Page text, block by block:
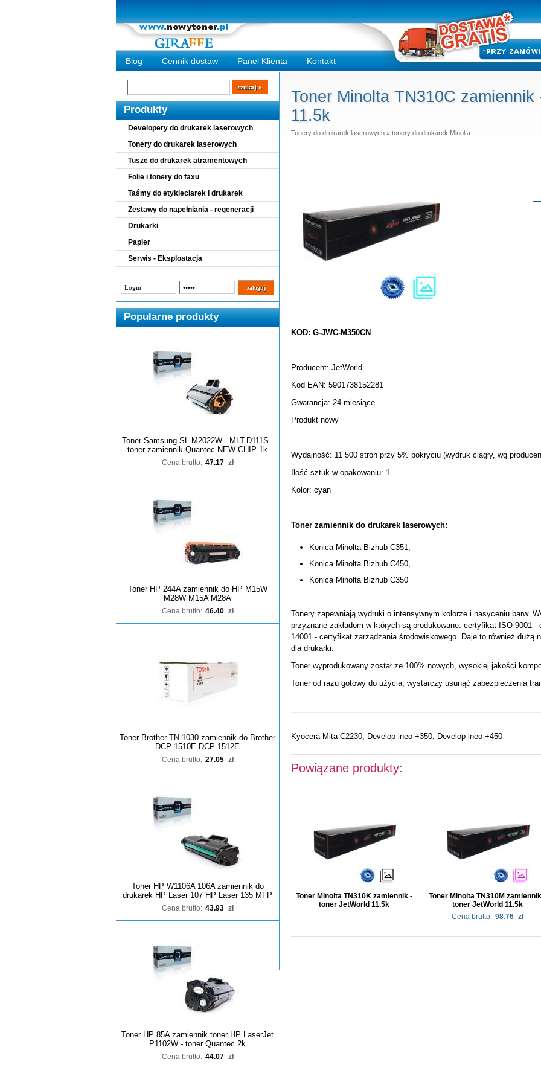
Blog Cennik dostaw Panel Klienta Kontakt
Wyszukiwarka
szukaj
Produkty
Developery do drukarek laserowych
Tonery do drukarek laserowych
Tusze do drukarek atramentowych
Folie i tonery do faxu
Taśmy do etykieciarek i drukarek
Zestawy do napełniania - regeneracji
Drukarki
Papier
Serwis - Eksploatacja
Popularne produkty
Toner Samsung SL-M2022W - MLT-D111S -
toner zamiennik Quantec NEW CHIP 1k
Cena brutto: 47.17 zł
Toner HP 244A zamiennik do HP M15W
M28W M15A M28A
Cena brutto: 46.40 zł
Toner Brother TN-1030 zamiennik do Brother
DCP-1510E DCP-1512E
Cena brutto: 27.05 zł
Toner HP W1106A 106A zamiennik do
drukarek HP Laser 107 HP Laser 135 MFP
Cena brutto: 43.93 zł
Toner HP 85A zamiennik toner HP LaserJet
P1102W - toner Quantec 2k
Cena brutto: 44.07 zł
Toner Minolta TN310C
11.5k
Tonery do drukarek laserowych » tonery do drukarek Minolta
KOD: G-JWC-M350CN
Producent: JetWorld
Kod EAN: 5901738152281
Gwarancja: 24 miesiące
Produkt nowy
Wydajność: 11 500 stron przy 5% pokryciu (wydruk ciągły, wg
Ilość sztuk w opakowaniu: 1
Kolor: cyan
Toner zamiennik do drukarek laserowych:
Konica Minolta Bizhub C351,
Konica Minolta Bizhub C450,
Konica Minolta Bizhub C350
Tonery zapewniają wydruki o intensywnym kolorze i nasyceniu barw.
przyznane zakładom w których są produkowane: certyfikat ISO 9001
14001 - certyfikat zarządzania środowiskowego. Daje to również dużą
dla drukarki.
Toner wyprodukowany został ze 100% nowych, wysokiej jakości
Toner od razu gotowy do użycia, wystarczy usunąć zabezpieczenia
Kyocera Mita C2230, Develop ineo +350, Develop ineo +450
Powiązane produkty:
Toner Minolta TN310K zamiennik -
toner JetWorld 11.5k
Toner Minolta TN310M
toner JetWorld 11.5k
Cena brutto: 98.76 zł